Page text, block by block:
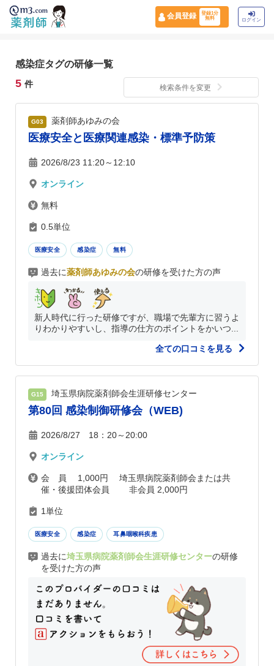
会員登録
登録1分
無料
ログイン
感染症タグの研修一覧
5 件 検索条件を変更
G03 薬剤師あゆみの会
医療安全と医療関連感染・標準予防策
2026/8/23 11:20～12:10
オンライン
無料
0.5単位
医療安全 感染症 無料
過去に薬剤師あゆみの会の研修を受けた方の声
新人時代に行った研修ですが、職場で先輩方に習うよ
りわかりやすいし、指導の仕方のポイントをかいつ...
全ての口コミを見る
G15 埼玉県病院薬剤師会生涯研修センター
第80回 感染制御研修会（WEB)
2026/8/27 18：20～20:00
オンライン
会 員 1,000円 埼玉県病院薬剤師会または共
催・後援団体会員 非会員 2,000円
1単位
医療安全 感染症 耳鼻咽喉科疾患
過去に埼玉県病院薬剤師会生涯研修センターの研修
を受けた方の声